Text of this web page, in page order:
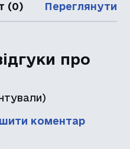
(0) Переглянути
про
коментар